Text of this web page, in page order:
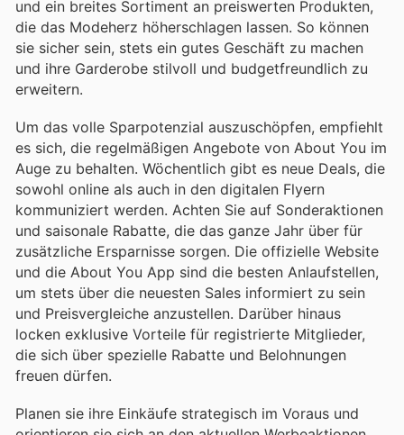
und ein breites Sortiment an preiswerten Produkten,
die das Modeherz höherschlagen lassen. So können
sie sicher sein, stets ein gutes Geschäft zu machen
und ihre Garderobe stilvoll und budgetfreundlich zu
erweitern.
Um das volle Sparpotenzial auszuschöpfen, empfiehlt
es sich, die regelmäßigen Angebote von About You im
Auge zu behalten. Wöchentlich gibt es neue Deals, die
sowohl online als auch in den digitalen Flyern
kommuniziert werden. Achten Sie auf Sonderaktionen
und saisonale Rabatte, die das ganze Jahr über für
zusätzliche Ersparnisse sorgen. Die offizielle Website
und die About You App sind die besten Anlaufstellen,
um stets über die neuesten Sales informiert zu sein
und Preisvergleiche anzustellen. Darüber hinaus
locken exklusive Vorteile für registrierte Mitglieder,
die sich über spezielle Rabatte und Belohnungen
freuen dürfen.
Planen sie ihre Einkäufe strategisch im Voraus und